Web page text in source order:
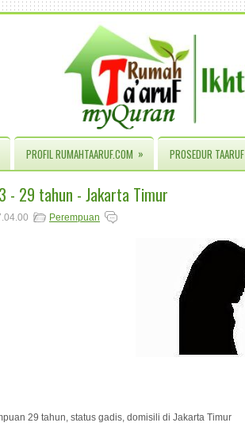
PROFIL RUMAHTAARUF.COM » PROSEDUR TAARUF
- 29 tahun - Jakarta Timur
Perempuan
29 tahun, status gadis, domisili di Jakarta Timur